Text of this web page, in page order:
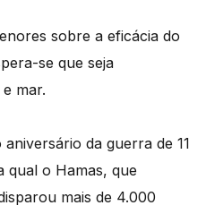
sobre a eficácia do
se que seja
mar.
da guerra de 11
qual o Hamas, que
mais de 4.000